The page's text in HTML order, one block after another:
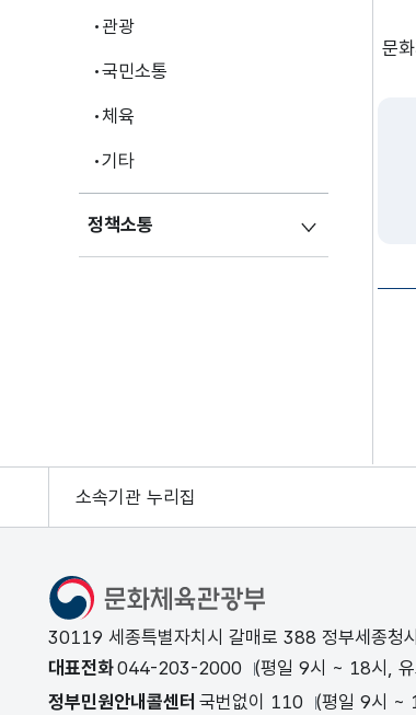
관광
국민소통
체육
기타
정책소통
문
소속기관 누리집
문화체육관광부
30119 세종특별자치시 갈매로 388 정부세종청
대표전화044-203-2000 (평일 9시 ~ 18시,
정부민원안내콜센터 국번없이 110 (평일 9시 ~